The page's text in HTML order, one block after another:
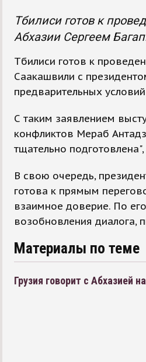
Тбилиси готов к
Абхазии Сергеем
Тбилиси готов к
Саакашвили с
предварительных
С таким заявлением
конфликтов Мераб
тщательно
В свою очередь,
готова к прямым
взаимное доверие. По
возобновления диалога,
Материалы по теме
Грузия говорит с Абхазией